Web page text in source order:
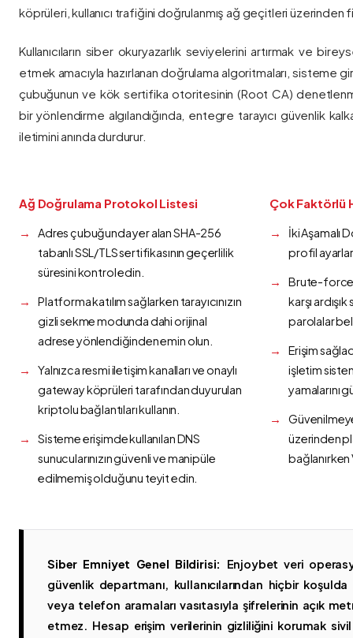
köprüleri, kullanıcı trafiğini doğrulanmış ağ geçitleri üzerinden
Kullanıcıların siber okuryazarlık seviyelerini artırmak ve
etmek amacıyla hazırlanan doğrulama algoritmaları, sisteme
çubuğunun ve kök sertifika otoritesinin (Root CA)
bir yönlendirme algılandığında, entegre tarayıcı güvenlik
iletimini anında durdurur.
Ağ Doğrulama Protokol Listesi
Adres çubuğunda yer alan SHA-256
tabanlı SSL/TLS sertifikasının geçerlilik
süresini kontrol edin.
Platforma katılım sağlarken tarayıcınızın
gizli sekme modunda dahi orijinal
adrese yönlendiğinden emin olun.
Yalnızca resmi iletişim kanalları ve onaylı
gateway köprüleri tarafından duyurulan
kriptolu bağlantıları kullanın.
Sisteme erişimde kullanılan DNS
sunucularınızın güvenli ve manipüle
edilmemiş olduğunu teyit edin.
Çok Faktörlü
İki Aşamalı
profil
Brute-force
karşı
parolalar
Erişim
işletim
yamalarını
üzerinden
bağlanırken
Siber Emniyet Genel Bildirisi:
Enjoybet veri
güvenlik departmanı, kullanıcılarından hiçbir
veya telefon aramaları vasıtasıyla şifrelerinin açık
etmez. Hesap erişim verilerinin gizliliğini korumak